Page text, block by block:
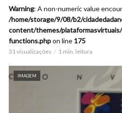
Warning: A non-numeric value
/home/storage/9/08/b2/
content/themes/
functions.phpon line 175
31 visualizações 1 min. leitura
IMAGEM